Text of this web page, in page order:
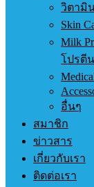
วิตามิ
Skin
Milk
โปรตีน
อื่นๆ
สมาชิก
ข่าวสาร
เกี่ยวกับเรา
ติดต่อเรา